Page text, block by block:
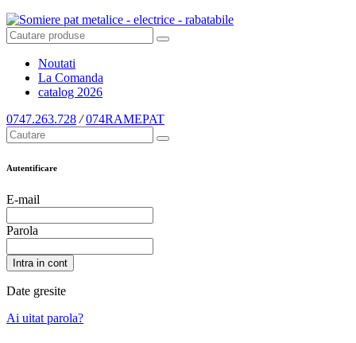
Noutati
La Comanda
catalog 2026
0747.263.728 / 074RAMEPAT
Autentificare
E-mail
Parola
Intra in cont
Date gresite
Ai uitat parola?